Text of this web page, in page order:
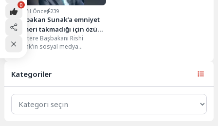
4 Yıl Önce 239
Başbakan Sunak’a emniyet
kemeri takmadığı için özür
diledi
İngiltere Başbakanı Rishi
Sunak'ın sosyal medya
aracın yolcu koltuğundayken...
Kategoriler
Kategoriler
0